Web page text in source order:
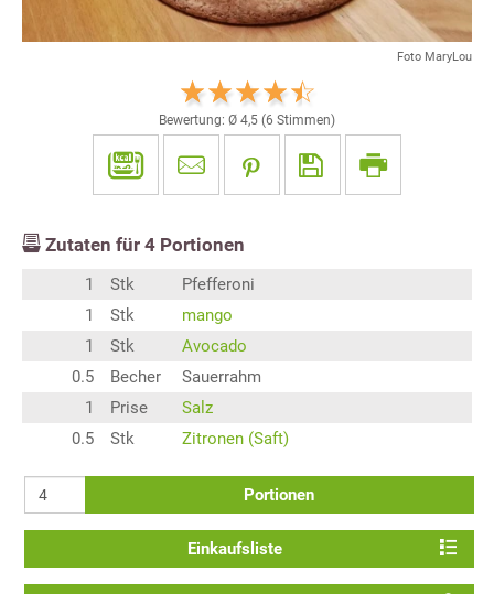
Foto MaryLou
Bewertung: Ø 4,5 (6 Stimmen)
Zutaten für 4 Portionen
1 Stk
Pfefferoni
1
Stk
mango
1
Stk
Avocado
0.5
Becher
Sauerrahm
1
Prise
Salz
0.5
Stk Zitronen (Saft)
Portionen
Einkaufsliste